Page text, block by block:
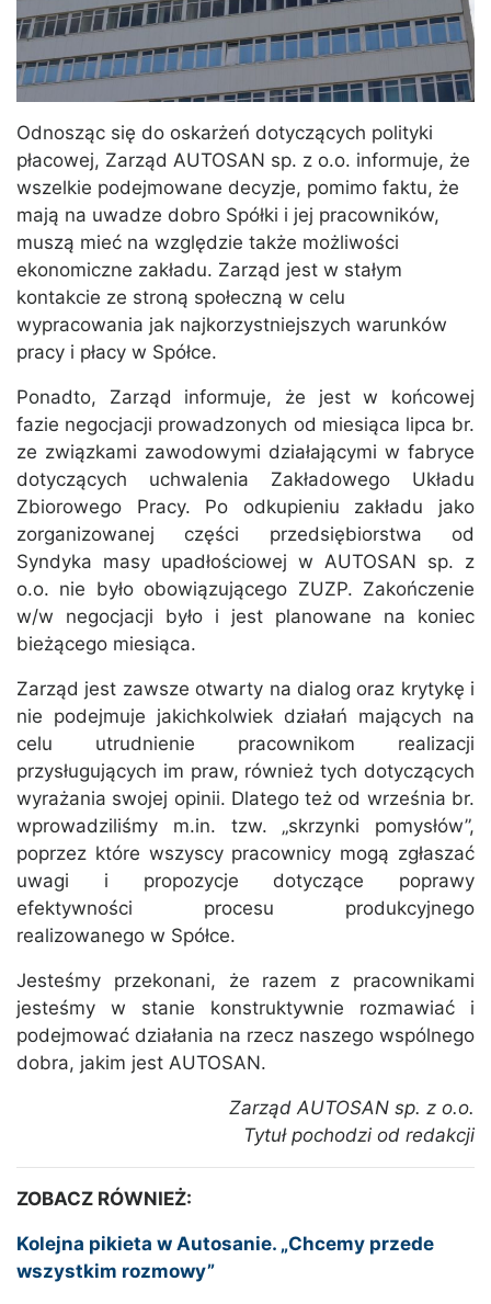
Odnosząc się do oskarżeń dotyczących polityki
płacowej, Zarząd AUTOSAN sp. z o.o. informuje, że
wszelkie podejmowane decyzje, pomimo faktu, że
mają na uwadze dobro Spółki i jej pracowników,
muszą mieć na względzie także możliwości
ekonomiczne zakładu. Zarząd jest w stałym
kontakcie ze stroną społeczną w celu
wypracowania jak najkorzystniejszych warunków
pracy i płacy w Spółce.
Ponadto, Zarząd informuje, że jest w końcowej
fazie negocjacji prowadzonych od miesiąca lipca br.
ze związkami zawodowymi działającymi w fabryce
dotyczących uchwalenia Zakładowego Układu
Zbiorowego Pracy. Po odkupieniu zakładu jako
zorganizowanej części przedsiębiorstwa od
Syndyka masy upadłościowej w AUTOSAN sp. z
o.o. nie było obowiązującego ZUZP. Zakończenie
w/w negocjacji było i jest planowane na koniec
bieżącego miesiąca.
Zarząd jest zawsze otwarty na dialog oraz krytykę i
nie podejmuje jakichkolwiek działań mających na
celu utrudnienie pracownikom realizacji
przysługujących im praw, również tych dotyczących
wyrażania swojej opinii. Dlatego też od września br.
wprowadziliśmy m.in. tzw. „skrzynki pomysłów”,
poprzez które wszyscy pracownicy mogą zgłaszać
uwagi i propozycje dotyczące poprawy
efektywności procesu produkcyjnego
realizowanego w Spółce.
Jesteśmy przekonani, że razem z pracownikami
jesteśmy w stanie konstruktywnie rozmawiać i
podejmować działania na rzecz naszego wspólnego
dobra, jakim jest AUTOSAN.
Zarząd AUTOSAN sp. z o.o.
Tytuł pochodzi od redakcji
ZOBACZ RÓWNIEŻ:
Kolejna pikieta w Autosanie. „Chcemy przede
wszystkim rozmowy”